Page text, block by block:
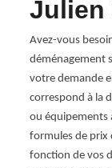
Julien
Avez-vous
déménagement
votre demande
correspond à la
ou équipements
formules de prix
fonction de vos